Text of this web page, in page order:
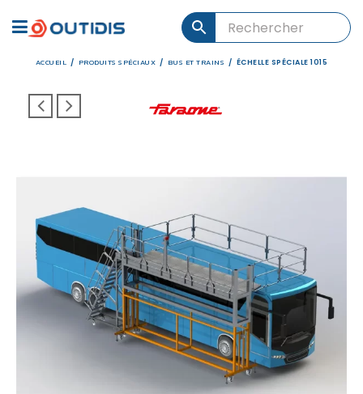
ACCUEIL / PRODUITS SPÉCIAUX / BUS ET TRAINS / ÉCHELLE SPÉCIALE 1015